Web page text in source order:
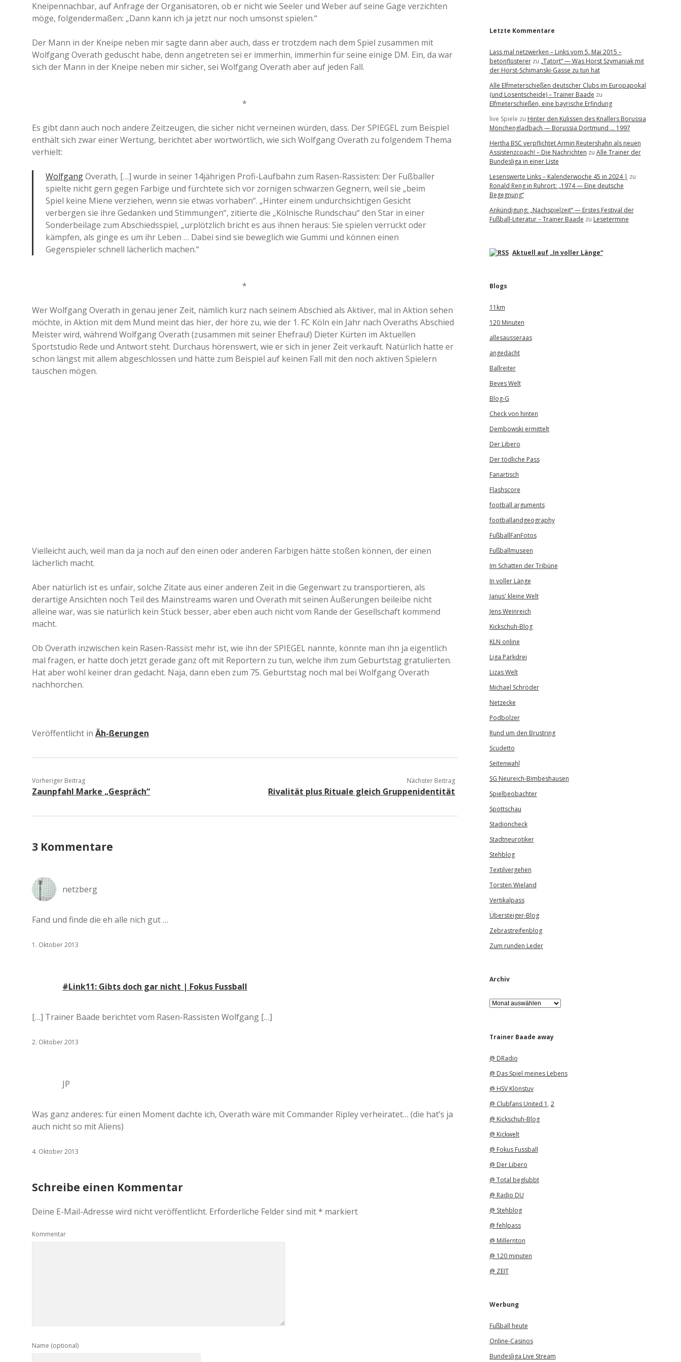
a
a
e
Kneipennachbar, auf Anfrage der Organisatoren, ob er nicht wie Seeler und Weber auf seine Gage verzichten
möge, folgendermaßen: „Dann kann ich ja jetzt nur noch umsonst spielen.“
Der Mann in der Kneipe neben mir sagte dann aber auch, dass er trotzdem nach dem Spiel zusammen mit
Wolfgang Overath geduscht habe, denn angetreten sei er immerhin, immerhin für seine einige DM. Ein, da war
sich der Mann in der Kneipe neben mir sicher, sei Wolfgang Overath aber auf jeden Fall.
*
Es gibt dann auch noch andere Zeitzeugen, die sicher nicht verneinen würden, dass. Der SPIEGEL zum Beispiel
enthält sich zwar einer Wertung, berichtet aber wortwörtlich, wie sich Wolfgang Overath zu folgendem Thema
verhielt:
WolfgangOverath, […] wurde in seiner 14jährigen Profi-Laufbahn zum Rasen-Rassisten: Der Fußballer
spielte nicht gern gegen Farbige und fürchtete sich vor zornigen schwarzen Gegnern, weil sie „beim
Spiel keine Miene verziehen, wenn sie etwas vorhaben“. „Hinter einem undurchsichtigen Gesicht
verbergen sie ihre Gedanken und Stimmungen“, zitierte die „Kölnische Rundschau“ den Star in einer
Sonderbeilage zum Abschiedsspiel, „urplötzlich bricht es aus ihnen heraus: Sie spielen verrückt oder
kämpfen, als ginge es um ihr Leben … Dabei sind sie beweglich wie Gummi und können einen
Gegenspieler schnell lächerlich machen.“
*
Wer Wolfgang Overath in genau jener Zeit, nämlich kurz nach seinem Abschied als Aktiver, mal in Aktion sehen
möchte, in Aktion mit dem Mund meint das hier, der höre zu, wie der 1. FC Köln ein Jahr nach Overaths Abschied
Meister wird, während Wolfgang Overath (zusammen mit seiner Ehefrau!) Dieter Kürten im Aktuellen
Sportstudio Rede und Antwort steht. Durchaus hörenswert, wie er sich in jener Zeit verkauft. Natürlich hatte er
schon längst mit allem abgeschlossen und hätte zum Beispiel auf keinen Fall mit den noch aktiven Spielern
tauschen mögen.
Vielleicht auch, weil man da ja noch auf den einen oder anderen Farbigen hätte stoßen können, der einen
lächerlich macht.
Aber natürlich ist es unfair, solche Zitate aus einer anderen Zeit in die Gegenwart zu transportieren, als
derartige Ansichten noch Teil des Mainstreams waren und Overath mit seinen Äußerungen beileibe nicht
alleine war, was sie natürlich kein Stück besser, aber eben auch nicht vom Rande der Gesellschaft kommend
macht.
Ob Overath inzwischen kein Rasen-Rassist mehr ist, wie ihn der SPIEGEL nannte, könnte man ihn ja eigentlich
mal fragen, er hatte doch jetzt gerade ganz oft mit Reportern zu tun, welche ihm zum Geburtstag gratulierten.
Hat aber wohl keiner dran gedacht. Naja, dann eben zum 75. Geburtstag noch mal bei Wolfgang Overath
nachhorchen.
Veröffentlicht in Äh-ßerungen
Vorheriger Beitrag
Zaunpfahl Marke „Gespräch“
Nächster Beitrag
Rivalität plus Rituale gleich Gruppenidentität
3 Kommentare
netzberg
Fand und finde die eh alle nich gut …
1. Oktober 2013
#Link11: Gibts doch gar nicht | Fokus Fussball
[…] Trainer Baade berichtet vom Rasen-Rassisten Wolfgang […]
2. Oktober 2013
JP
Was ganz anderes: für einen Moment dachte ich, Overath wäre mit Commander Ripley verheiratet… (die hat’s ja
auch nicht so mit Aliens)
4. Oktober 2013
Schreibe einen Kommentar
Deine E-Mail-Adresse wird nicht veröffentlicht. Erforderliche Felder sind mit* markiert
Kommentar
Name (optional)
Letzte Kommentare
Lass mal netzwerken – Links vom 5. Mai 2015 –
betonflüstererzu „Tatort“ — Was Horst Szymaniak mit
der Horst-Schimanski-Gasse zu tun hat
Alle Elfmeterschießen deutscher Clubs im Europapokal
(und Losentscheide) – Trainer Baade zu
Elfmeterschießen, eine bayrische Erfindung
live Spiele zu Hinter den Kulissen des Knallers Borussia
Mönchengladbach — Borussia Dortmund … 1997
Hertha BSC verpflichtet Armin Reutershahn als neuen
Assistenzcoach! – Die Nachrichten zu Alle Trainer der
Bundesliga in einer Liste
Lesenswerte Links – Kalenderwoche 45 in 2024 | zu
Ronald Reng in Ruhrort: „1974 — Eine deutsche
Begegnung“
Ankündigung: „Nachspielzeit“ — Erstes Festival der
Fußball-Literatur – Trainer Baade zu Lesetermine
Aktuell auf „In voller Länge“
Blogs
11km
120 Minuten
allesausseraas
angedacht
Ballreiter
Beves Welt
Blog-G
Check von hinten
Dembowski ermittelt
Der Libero
Der tödliche Pass
Fanartisch
Flashscore
football arguments
footballandgeography
FußballFanFotos
Fußballmuseen
Im Schatten der Tribüne
In voller Länge
Janus' kleine Welt
Jens Weinreich
Kickschuh-Blog
KLN online
Liga Parkdrei
Lizas Welt
Michael Schröder
Netzecke
Podbolzer
Rund um den Brustring
Scudetto
Seitenwahl
SG Neureich-Bimbeshausen
Spielbeobachter
Spottschau
Stadioncheck
Stadtneurotiker
Stehblog
Textilvergehen
Torsten Wieland
Vertikalpass
Übersteiger-Blog
Zebrastreifenblog
Zum runden Leder
Archiv
A
r
iTrainer Baade away
@ DRadio
@ Das Spiel meines Lebens
@ HSV Klönstuv
@ Clubfans United 1 , 2
@ Kickschuh-Blog
@ Kickwelt
@ Fokus Fussball
@ Der Libero
@ Total beglubbt
@ Radio DU
@ Stehblog
@ fehlpass
@ Millernton
@ 120 minuten
@ ZEIT
Werbung
Fußball heute
Online-Casinos
Bundesliga Live Stream